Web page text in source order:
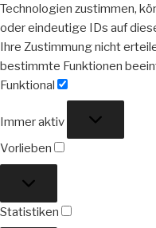
Technologien zustimmen,
oder eindeutige IDs auf
Ihre Zustimmung nicht
bestimmte Funktionen
Funktional
Immer aktiv
Vorlieben
Statistiken